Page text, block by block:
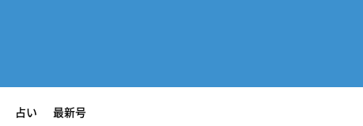
占い 最新号